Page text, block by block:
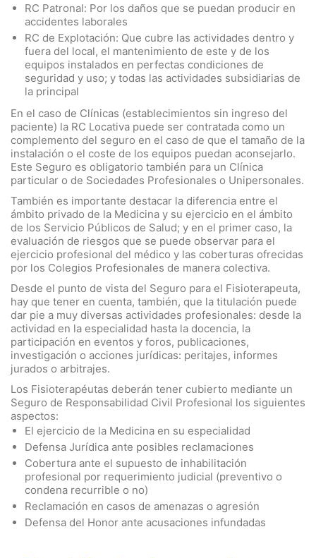
RC Patronal: Por los daños que se puedan producir en
accidentes laborales
RC de Explotación: Que cubre las actividades dentro y
fuera del local, el mantenimiento de este y de los
equipos instalados en perfectas condiciones de
seguridad y uso; y todas las actividades subsidiarias de
la principal
En el caso de Clínicas (establecimientos sin ingreso del
paciente) la RC Locativa puede ser contratada como un
complemento del seguro en el caso de que el tamaño de la
instalación o el coste de los equipos puedan aconsejarlo.
Este Seguro es obligatorio también para un Clínica
particular o de Sociedades Profesionales o Unipersonales.
También es importante destacar la diferencia entre el
ámbito privado de la Medicina y su ejercicio en el ámbito
de los Servicio Públicos de Salud; y en el primer caso, la
evaluación de riesgos que se puede observar para el
ejercicio profesional del médico y las coberturas ofrecidas
por los Colegios Profesionales de manera colectiva.
Desde el punto de vista del Seguro para el Fisioterapeuta,
hay que tener en cuenta, también, que la titulación puede
dar pie a muy diversas actividades profesionales: desde la
actividad en la especialidad hasta la docencia, la
participación en eventos y foros, publicaciones,
investigación o acciones jurídicas: peritajes, informes
jurados o arbitrajes.
Los Fisioterapéutas deberán tener cubierto mediante un
Seguro de Responsabilidad Civil Profesional los siguientes
aspectos:
El ejercicio de la Medicina en su especialidad
Defensa Jurídica ante posibles reclamaciones
Cobertura ante el supuesto de inhabilitación
profesional por requerimiento judicial (preventivo o
condena recurrible o no)
Reclamación en casos de amenazas o agresión
Defensa del Honor ante acusaciones infundadas